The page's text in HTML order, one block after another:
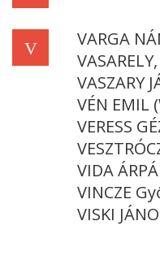
V
VARGA
VASZARY
VÉN EMIL
VERESS
VIDA
VINCZE
VISKI